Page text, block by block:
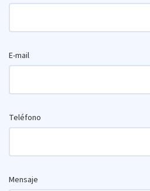
E-mail
Teléfono
Mensaje